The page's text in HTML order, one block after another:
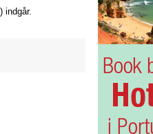
indgår.